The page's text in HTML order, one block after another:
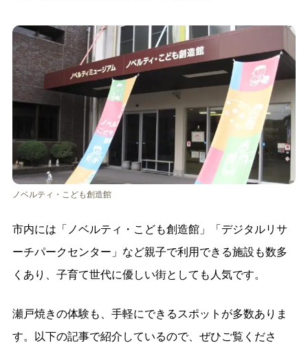
ノベルティ・こども創造館
市内には「ノベルティ・こども創造館」「デジタルリサ
ーチパークセンター」など親子で利用できる施設も数多
くあり、子育て世代に優しい街としても人気です。
瀬戸焼きの体験も、手軽にできるスポットが多数ありま
す。以下の記事で紹介しているので、ぜひご覧くださ